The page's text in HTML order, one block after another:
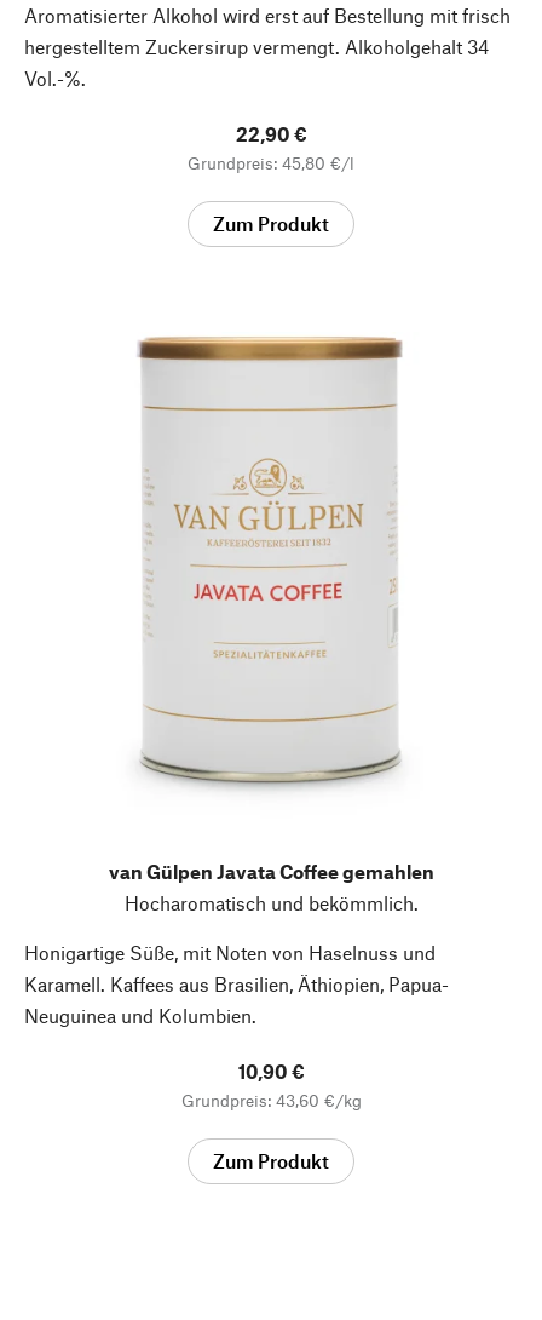
Aromatisierter Alkohol wird erst auf Bestellung mit frisch
hergestelltem Zuckersirup vermengt. Alkoholgehalt 34
Vol.-%.
22,90 €
Grundpreis: 45,80 €/l
Zum Produkt
van Gülpen Javata Coffee gemahlen
Hocharomatisch und bekömmlich.
Honigartige Süße, mit Noten von Haselnuss und
Karamell. Kaffees aus Brasilien, Äthiopien, Papua-
Neuguinea und Kolumbien.
10,90 €
Grundpreis: 43,60 €/kg
Zum Produkt